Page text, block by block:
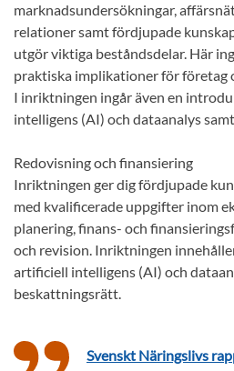
marknadsundersökningar,
relationer samt fördjupade
utgör viktiga beståndsdelar. Här
praktiska implikationer för företag
I inriktningen ingår även en
intelligens (AI) och dataanalys
Redovisning och finansiering
Inriktningen ger dig fördjupade
med kvalificerade uppgifter inom
planering, finans- och
och revision. Inriktningen
artificiell intelligens (AI) och
beskattningsrätt.
Svenskt Näringslivs